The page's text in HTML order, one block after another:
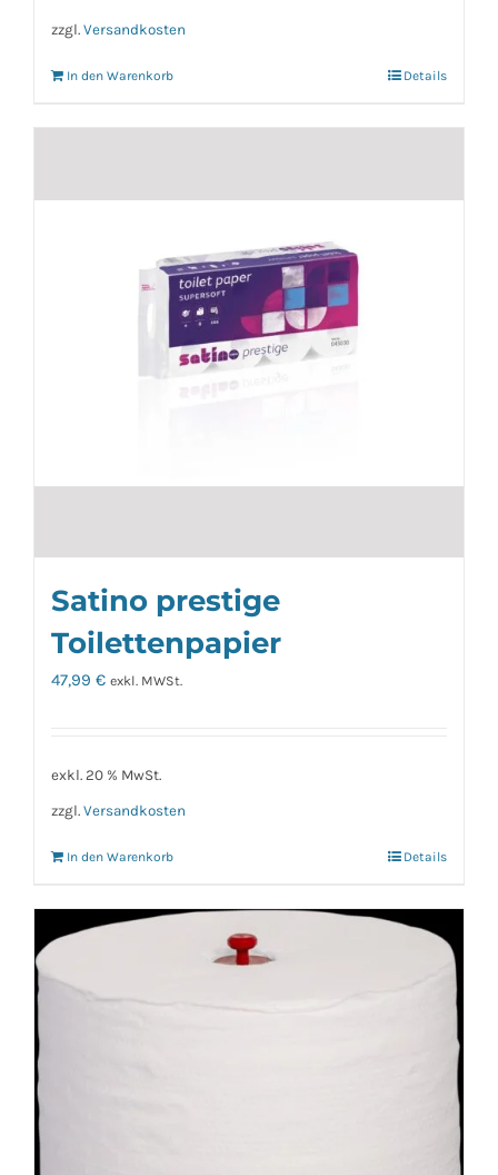
zzgl. Versandkosten
In den Warenkorb Details
Satino prestige
Toilettenpapier
47,99 € exkl. MWSt.
exkl. 20 % MwSt.
zzgl. Versandkosten
In den Warenkorb Details